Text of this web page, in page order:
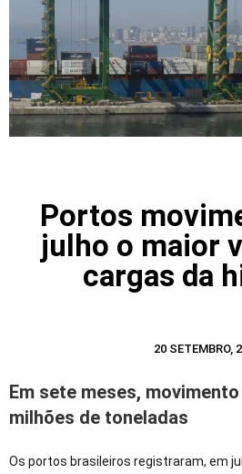
Portos
julho o maior
cargas da
20 SETEMBRO,
Em sete meses,
milhões de toneladas
Os portos brasileiros registraram, em